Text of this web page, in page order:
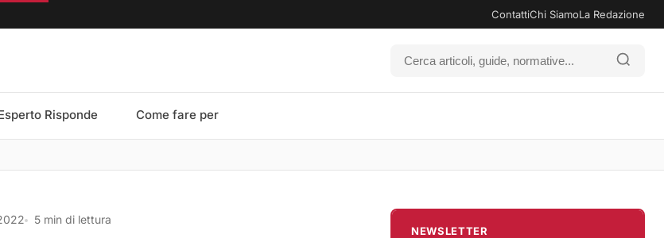
ContattiChi SiamoLa Redazione
Risponde Come fare per
5 min di lettura
NEWSLETTER